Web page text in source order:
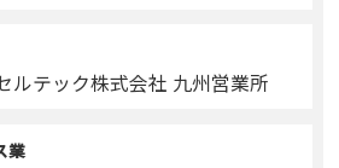
ルテック株式会社 九州営業所
業